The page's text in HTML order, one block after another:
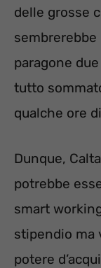
delle grosse
paragone
tutto
qualche ore
Dunque,
potrebbe
smart
stipendio ma
potere